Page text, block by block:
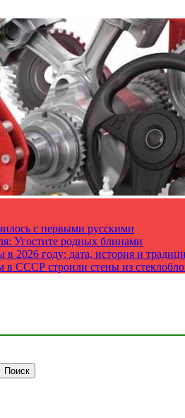
с первыми русскими
Угостите родных блинами
2026 году: дата, история и
в СССР строили стены из